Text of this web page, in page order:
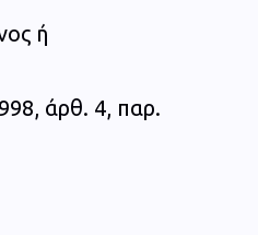
ή
άρθ. 4, παρ.